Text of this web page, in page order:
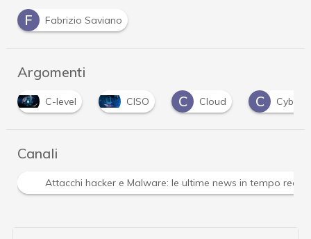
F
Fabrizio Saviano
Argomenti
C-level CISO C Cloud C
Canali
Attacchi hacker e Malware: le ultime news in tempo